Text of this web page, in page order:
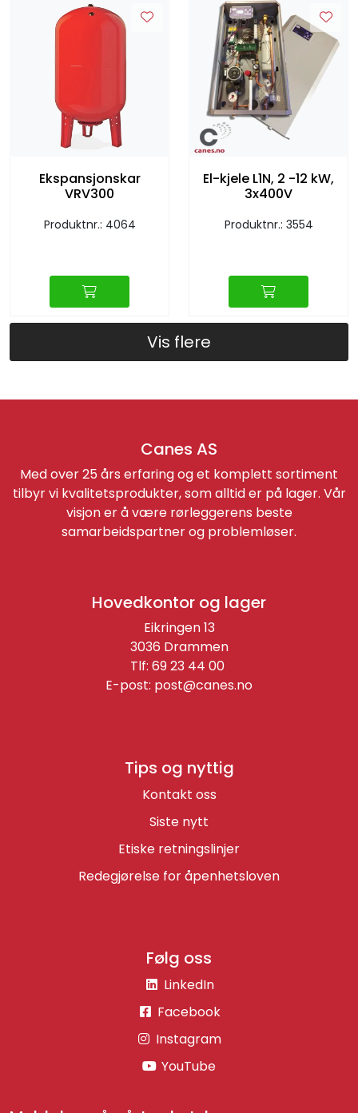
Ekspansjonskar
VRV300
Produktnr.: 4064
El-kjele L1N, 2 -12 kW,
3x400V
Produktnr.: 3554
Vis flere
Canes AS
Med over 25 års erfaring og et komplett sortiment
tilbyr vi kvalitetsprodukter, som alltid er på lager. Vår
visjon er å være rørleggerens beste
samarbeidspartner og problemløser.
Tips og nyttig
Kontakt oss
Siste nytt
Etiske retningslinjer
Redegjørelse for åpenhetsloven
Følg oss
LinkedIn
Facebook
Instagram
YouTube
Hovedkontor og lager
Eikringen 13
3036 Drammen
Tlf: 69 23 44 00
E-post: post@canes.no